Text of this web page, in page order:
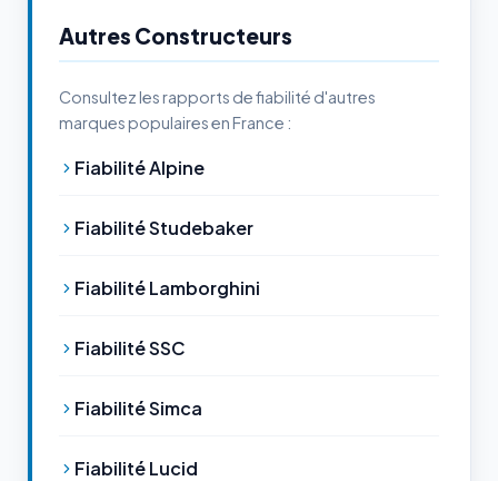
Autres Constructeurs
Consultez les rapports de fiabilité d'autres
marques populaires en France :
Fiabilité Alpine
Fiabilité Studebaker
Fiabilité Lamborghini
Fiabilité SSC
Fiabilité Simca
Fiabilité Lucid